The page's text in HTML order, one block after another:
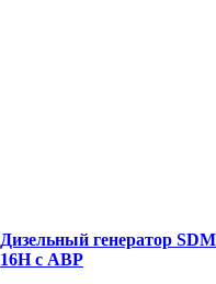
Дизельный генератор
16H с АВР